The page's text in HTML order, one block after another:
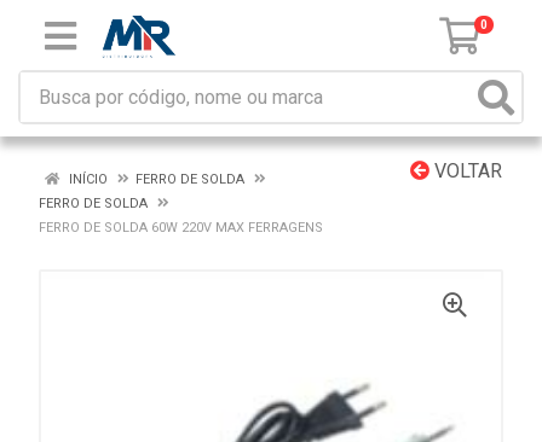
0
VOLTAR
INÍCIO
FERRO DE SOLDA
FERRO DE SOLDA
FERRO DE SOLDA 60W 220V MAX FERRAGENS